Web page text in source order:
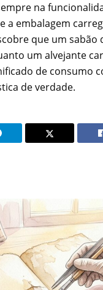
na
a embalagem
que um sabão
um alvejante
de consumo
de verdade.